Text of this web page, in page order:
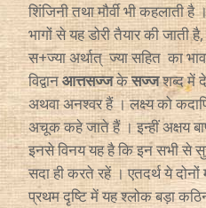
शिंजिनी तथा मौर्वी भी कहलाती
भागों से यह डोरी तैयार की
स+ज्या अर्थात् ज्या सहित का
विद्वानआत्तसज्जकेसज्जशब्द में
अथवा अनश्वर हैं । लक्ष्य को
अचूक कहे जाते हैं । इन्हीं अक्षय
इनसे विनय यह है कि इन सभी से
सदा ही करते रहें । एतदर्थ ये
प्रथम दृष्टि में यह श्लोक बड़ा